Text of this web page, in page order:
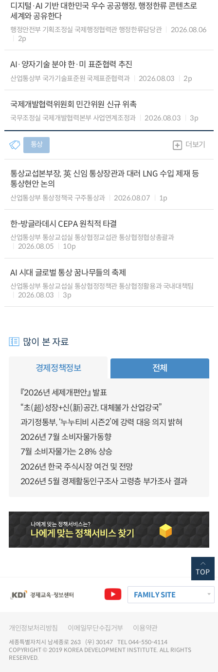
디지털·AI 기반 대한민국 우수 공공행정, 행정한류 콘텐츠로
세계와 공유한다
행정안전부 기획조정실 국제행정협력관 행정한류담당관
2026.08.06
2p
AI·양자기술 분야 한·미 표준협력 추진
산업통상부 국가기술표준원 국제표준협력과 2026.08.03 2p
국제개발협력위원회 민간위원 신규 위촉
국무조정실 국제개발협력본부 사업연계조정과 2026.08.03 3p
통상 더보기
통상교섭본부장, 英 신임 통상장관과 대러 LNG 수입 제재 등
통상현안 논의
산업통상부 통상정책국 구주통상과 2026.08.07 1p
한-방글라데시 CEPA 원칙적 타결
산업통상부 통상교섭실 통상협정교섭관 통상협정협상총괄과
2026.08.05
10p
AI 시대 글로벌 통상 꿈나무들의 축제
산업통상부 통상교섭실 통상협정정책관 통상협정활용과 국내대책팀
2026.08.03
3p
많이 본 자료
경제정책정보 전체
『2026년 세제개편안』 발표
“초(超)성장+신(新)공간, 대체불가 산업강국”
과기정통부, ‘누누티비 시즌2’에 강력 대응 의지 밝혀
2026년 7월 소비자물가동향
7월 소비자물가는 2.8% 상승
2026년 한국 주식시장 여건 및 전망
2026년 5월 경제활동인구조사 고령층 부가조사 결과
FAMILY SITE
개인정보처리방침 이메일무단수집거부 이용약관
세종특별자치시 남세종로 263 (우) 30147 TEL 044-550-4114
COPYRIGHT © 2019 KOREA DEVELOPMENT INSTITUTE. ALL RIGHTS
RESERVED.
TOP